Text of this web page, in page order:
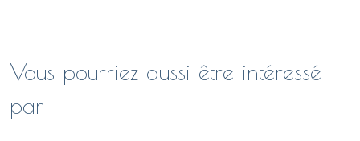
Vous pourriez aussi être intéressé
par